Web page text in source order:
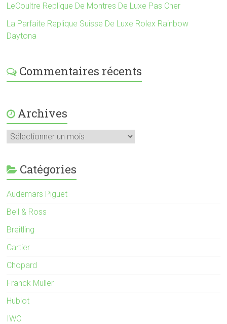
LeCoultre Replique De Montres De Luxe Pas Cher
La Parfaite Replique Suisse De Luxe Rolex Rainbow
Daytona
Commentaires récents
Archives
Catégories
Audemars Piguet
Bell & Ross
Breitling
Cartier
Chopard
Franck Muller
Hublot
IWC